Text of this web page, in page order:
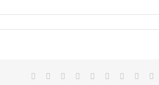
Facebook
TwitterReddit LinkedInWhatsApp
TumblrPinterest